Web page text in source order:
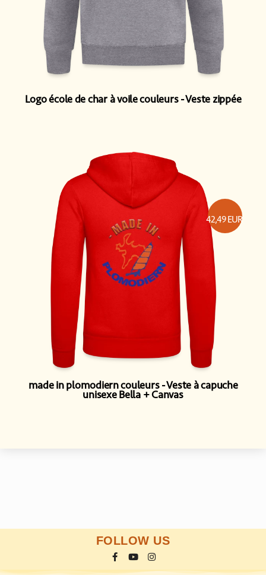
Logo école de char à voile couleurs Veste zippée
made in plomodiern couleurs Veste à capuche
unisexe Bella + Canvas
42,49EUR
FOLLOW US